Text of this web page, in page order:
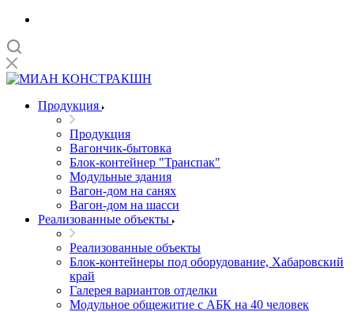
Продукция
Продукция
Вагончик-бытовка
Блок-контейнер "Транспак"
Модульные здания
Вагон-дом на санях
Вагон-дом на шасси
Реализованные объекты
Реализованные объекты
Блок-контейнеры под оборудование, Хабаровский
край
Галерея вариантов отделки
Модульное общежитие с АБК на 40 человек